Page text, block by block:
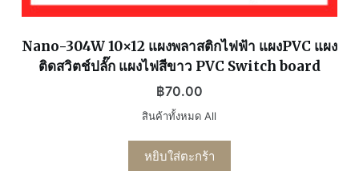
Nano-304W 10×12 แผงพลาสติกไฟฟ้า แผงPVC แผง
ติดสวิตช์ปลั๊ก แผงไฟสีขาว PVC Switch board
฿70.00
สินค้าทั้งหมด All
หยิบใส่ตะกร้า